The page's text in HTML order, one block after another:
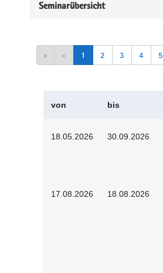
Seminarübersicht
« < 1 2 3 4 5
von bis
18.05.2026 30.09.2026
17.08.2026 18.08.2026